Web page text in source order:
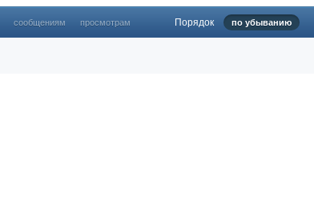
сообщениям просмотрам Порядок по убыванию